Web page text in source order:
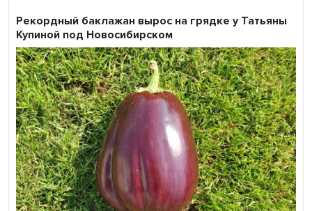
Рекордный баклажан вырос на грядке у Татьяны
Купиной под Новосибирском